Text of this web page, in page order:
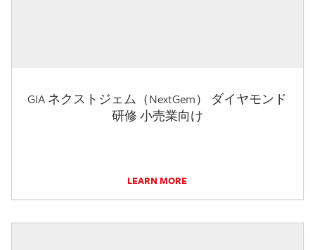
GIA ネクストジェム（NextGem） ダイヤモンド
研修 小売業向け
LEARN MORE